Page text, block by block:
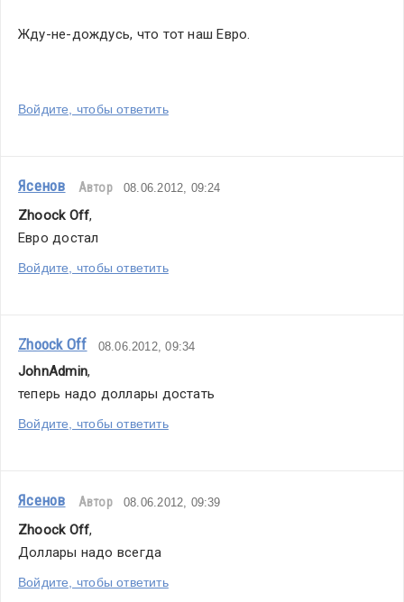
Жду-не-дождусь, что тот наш Евро.
Войдите, чтобы ответить
Ясенов Автор 08.06.2012, 09:24
Zhoock Off,
Евро достал
Войдите, чтобы ответить
Zhoock Off 08.06.2012, 09:34
JohnAdmin,
теперь надо доллары достать
Войдите, чтобы ответить
Ясенов Автор 08.06.2012, 09:39
Zhoock Off,
Доллары надо всегда
Войдите, чтобы ответить